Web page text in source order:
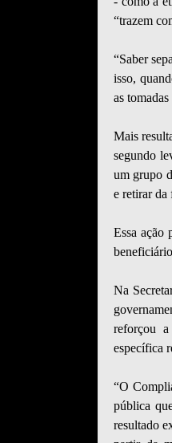
“trazem
“Saber
isso,
as
Mais
segundo
um grupo
e retirar da
Essa ação
Na
reforçou
específica
“O
pública
resultado